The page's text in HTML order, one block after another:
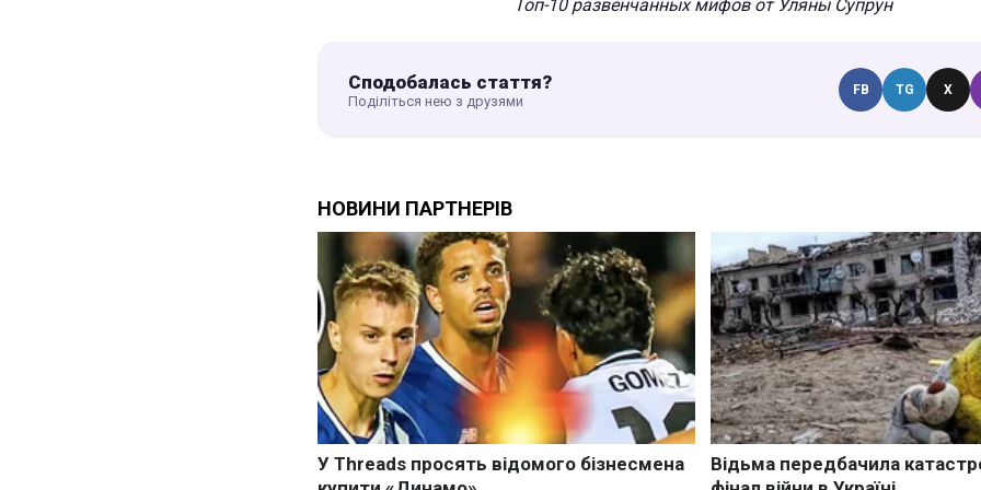
Топ-10 развенчанных мифов от Уляны Супрун
Сподобалась стаття?
Поділіться нею з друзями
FB TG X